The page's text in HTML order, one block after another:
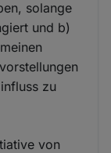
solange
und b)
zu
von